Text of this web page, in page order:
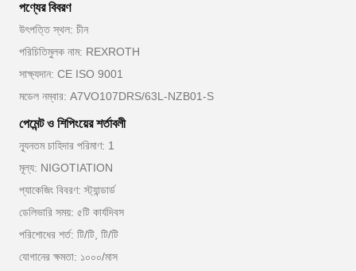
পণ্যের বিবরণ
উৎপত্তি স্থল: চীন
পরিচিতিমুলক নাম: REXROTH
সাক্ষ্যদান: CE ISO 9001
মডেল নম্বার: A7VO107DRS/63L-NZB01-S
পেমেন্ট ও শিপিংয়ের শর্তাবলী
ন্যূনতম চাহিদার পরিমাণ: 1
মূল্য: NIGOTIATION
প্যাকেজিং বিবরণ: স্ট্যান্ডার্ড
ডেলিভারি সময়: ৫টি কার্যদিবস
পরিশোধের শর্ত: টি/টি, টি/টি
যোগানের ক্ষমতা: ১০০০/মাস